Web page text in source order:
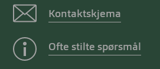
Kontaktskjema
Ofte stilte spørsmål